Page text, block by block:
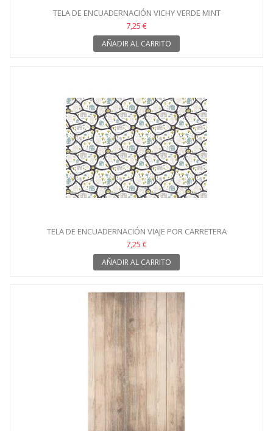
TELA DE ENCUADERNACIÓN VICHY VERDE MINT
7,25 €
AÑADIR AL CARRITO
TELA DE ENCUADERNACIÓN VIAJE POR CARRETERA
7,25 €
AÑADIR AL CARRITO